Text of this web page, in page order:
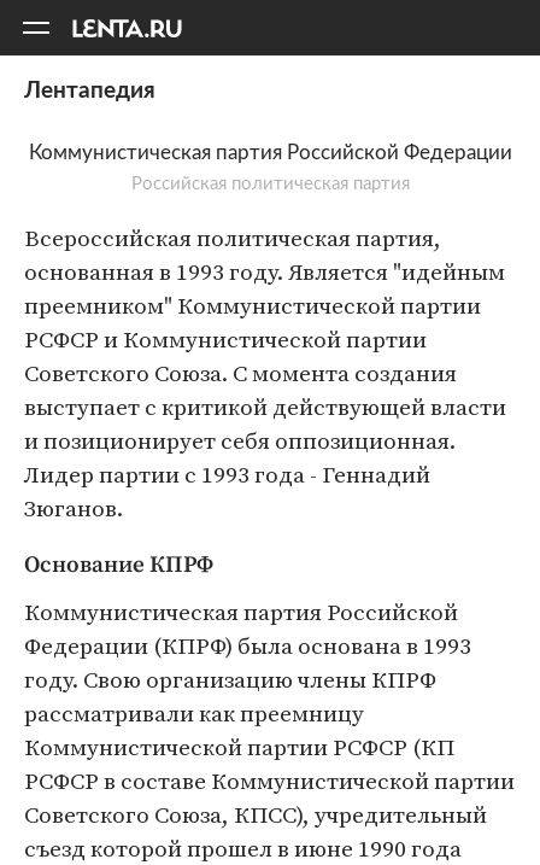
Лентапедия
Коммунистическая партия Российской Федерации
Российская политическая партия
Всероссийская политическая партия,
основанная в 1993 году. Является "идейным
преемником" Коммунистической партии
РСФСР и Коммунистической партии
Советского Союза. С момента создания
выступает с критикой действующей власти
и позиционирует себя оппозиционная.
Лидер партии с 1993 года - Геннадий
Зюганов.
Основание КПРФ
Коммунистическая партия Российской
Федерации (КПРФ) была основана в 1993
году. Свою организацию члены КПРФ
рассматривали как преемницу
Коммунистической партии РСФСР (КП
РСФСР в составе Коммунистической партии
Советского Союза, КПСС), учредительный
съезд которой прошел в июне 1990 года